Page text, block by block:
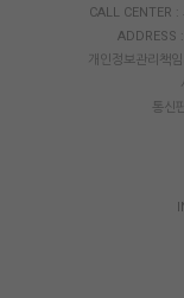
CALL CENTER
ADDRESS
개인정보관리책
통신